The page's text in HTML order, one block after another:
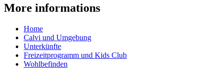
More informations
Home
Calvi und Umgebung
Unterkünfte
Freizeitprogramm und Kids Club
Wohlbefinden